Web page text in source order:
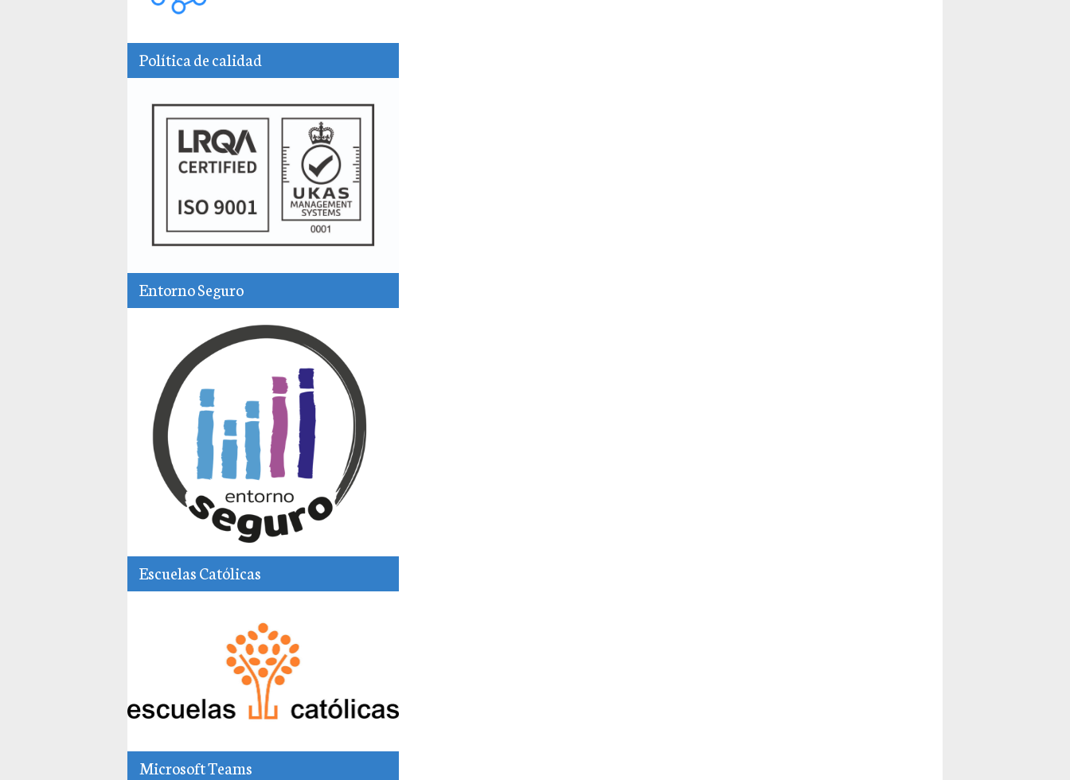
Política de calidad
Entorno Seguro
Escuelas Católicas
Microsoft Teams